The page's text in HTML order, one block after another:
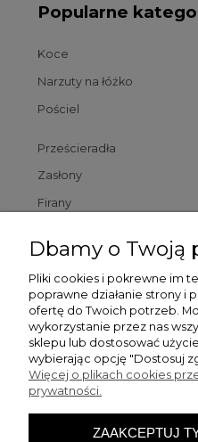
Popularne
Koce
Narzuty na łóżko
Pościel
Prześcieradła
Zasłony
Firany
Poszewki
Dywaniki łazienkowe
Moje
Dbamy o Twoją
Pliki cookies i pokrewne im
poprawne działanie strony i
ofertę do Twoich potrzeb.
wykorzystanie przez nas
sklepu lub dostosować
wybierając opcję "Dostosuj
Więcej o plikach cookies
prywatności.
ZAAKCEPTUJ